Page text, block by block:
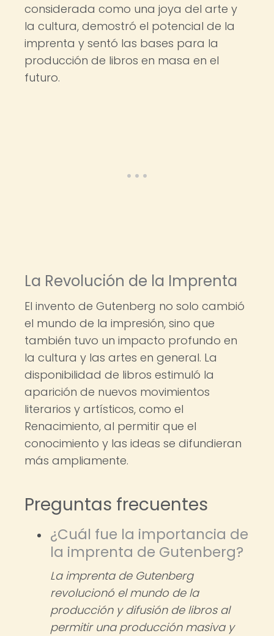
considerada como una joya del arte y
la cultura, demostró el potencial de la
imprenta y sentó las bases para la
producción de libros en masa en el
futuro.
La Revolución de la Imprenta
El invento de Gutenberg no solo cambió
el mundo de la impresión, sino que
también tuvo un impacto profundo en
la cultura y las artes en general. La
disponibilidad de libros estimuló la
aparición de nuevos movimientos
literarios y artísticos, como el
Renacimiento, al permitir que el
conocimiento y las ideas se difundieran
más ampliamente.
Preguntas frecuentes
¿Cuál fue la importancia de
la imprenta de Gutenberg?
La imprenta de Gutenberg
revolucionó el mundo de la
producción y difusión de libros al
permitir una producción masiva y